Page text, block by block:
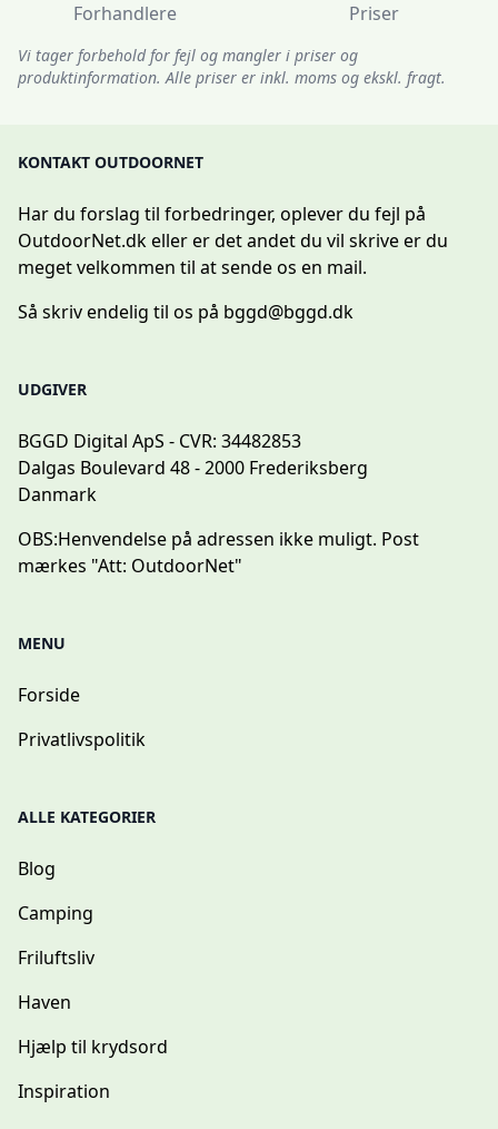
Forhandlere Priser
Vi tager forbehold for fejl og mangler i priser og
produktinformation. Alle priser er inkl. moms og ekskl. fragt.
KONTAKT OUTDOORNET
Har du forslag til forbedringer, oplever du fejl på
OutdoorNet.dk eller er det andet du vil skrive er du
meget velkommen til at sende os en mail.
Så skriv endelig til os på bggd@bggd.dk
UDGIVER
BGGD Digital ApS - CVR: 34482853
Dalgas Boulevard 48 - 2000 Frederiksberg
Danmark
OBS:Henvendelse på adressen ikke muligt. Post
mærkes "Att: OutdoorNet"
MENU
Forside
Privatlivspolitik
ALLE KATEGORIER
Blog
Camping
Friluftsliv
Haven
Hjælp til krydsord
Inspiration